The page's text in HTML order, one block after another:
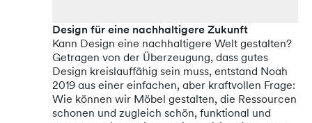
Design für eine nachhaltigere Zukunft
Kann Design eine nachhaltigere Welt gestalten?
Getragen von der Überzeugung, dass gutes
Design kreislauffähig sein muss, entstand Noah
2019 aus einer einfachen, aber kraftvollen Frage:
Wie können wir Möbel gestalten, die Ressourcen
schonen und zugleich schön, funktional und